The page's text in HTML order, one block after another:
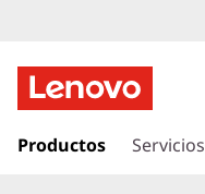
e
vr
Productos Servicios